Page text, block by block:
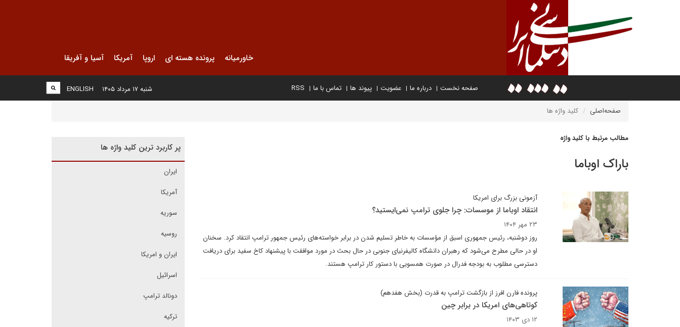
خاورمیانه پرونده هسته ای اروپا آمریکا آسیا و آفریقا
صفحه نخست درباره ما عضویت پیوند ها تماس با ما RSS
ENGLISH شنبه ۱۷ مرداد ۱۴۰۵
صفحه‌اصلی کلید واژه ها
مطالب مرتبط با کلید واژه
باراک اوباما
آزمونی بزرگ برای امریکا
انتقاد اوباما از موسسات: چرا جلوی ترامپ نمی‌ایستید؟
۲۳ مهر ۱۴۰۴
روز دوشنبه، رئیس جمهوری اسبق از مؤسسات به خاطر تسلیم شدن در برابر خواسته‌های رئیس جمهور ترامپ انتقاد کرد. سخنان
او در حالی مطرح می‌شود که رهبران دانشگاه کالیفرنیای جنوبی در حال بحث در مورد موافقت با پیشنهاد کاخ سفید برای دریافت
دسترسی مطلوب به بودجه فدرال در صورت همسویی با دستور کار ترامپ هستند.
پرونده فارن افرز از بازگشت ترامپ به قدرت (بخش هفدهم)
کوتاهی‌های امریکا در برابر چین
۱۲ دی ۱۴۰۳
پر کاربرد ترین کلید واژه ها
ایران
آمریکا
سوریه
روسیه
ایران و امریکا
اسرائیل
دونالد ترامپ
ترکیه